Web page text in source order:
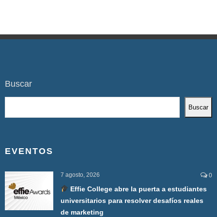
Buscar
Buscar
EVENTOS
7 agosto, 2026 0
Effie College abre la puerta a estudiantes
universitarios para resolver desafíos reales
de marketing